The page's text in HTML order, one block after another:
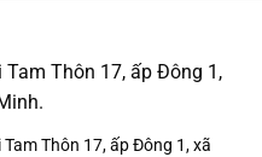
Thôn 17, ấp Đông 1,
Thôn 17, ấp Đông 1, xã